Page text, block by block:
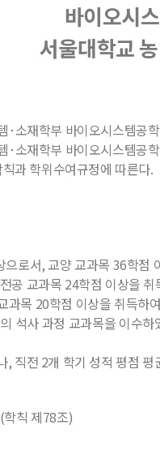
바이오시
서울대학교
소재학부 바이오시스템공
소재학부 바이오시스템공
과 학위수여규정에 따른다.
로서, 교양 교과목 36학점
공 교과목 24학점 이상을
과목 20학점 이상을 취득하
석사 과정 교과목을 이수
직전 2개 학기 성적 평점
학칙 제78조)